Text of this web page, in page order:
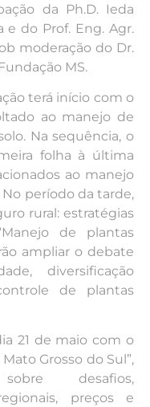
da Ph.D. Ieda
e do Prof. Eng. Agr.
moderação do Dr.
MS.
terá início com o
ao manejo de
Na sequência, o
folha à última
ao manejo
período da tarde,
rural: estratégias
de plantas
ampliar o debate
diversificação
de plantas
21 de maio com o
Grosso do Sul”,
desafios,
preços e